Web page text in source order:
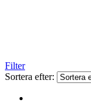
Filter
Sortera efter: